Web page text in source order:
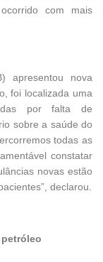
com mais
apresentou nova
foi localizada uma
por falta de
sobre a saúde do
todas as
constatar
novas estão
declarou.